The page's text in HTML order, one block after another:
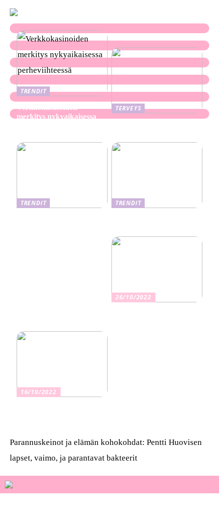
TRENDIT
Verkkokasinoiden
merkitys nykyaikaisessa
TERVEYS
TRENDIT
TRENDIT
26/10/2022
16/10/2022
Parannuskeinot ja elämän kohokohdat: Pentti Huovisen
lapset, vaimo, ja parantavat bakteerit